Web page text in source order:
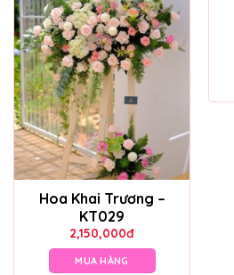
Hoa Khai Trương –
KT029
2,150,000đ
MUA HÀNG